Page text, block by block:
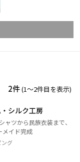
ット
ン
2件(1〜2件目を表示)
シルク工房
ャツから民族衣装まで、
メイド完成
ング